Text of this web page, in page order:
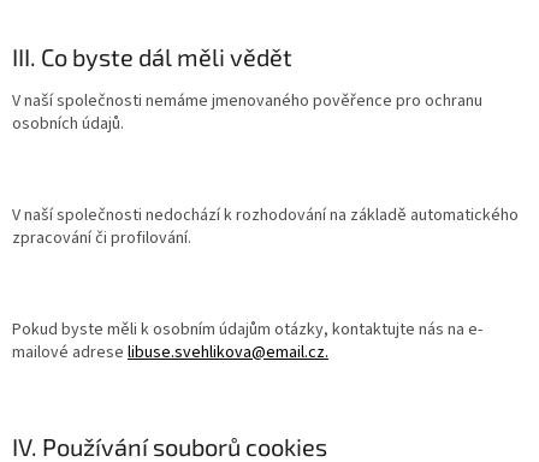
III. Co byste dál měli vědět
V naší společnosti nemáme jmenovaného pověřence pro ochranu
osobních údajů.
V naší společnosti nedochází k rozhodování na základě automatického
zpracování či profilování.
Pokud byste měli k osobním údajům otázky, kontaktujte nás na e-
mailové adrese libuse.svehlikova@email.cz.
IV. Používání souborů cookies